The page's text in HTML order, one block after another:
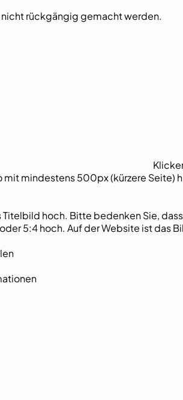
nicht rückgängig gemacht werden.
mit mindestens 500px (kürzere Seite)
Titelbild hoch. Bitte bedenken Sie,
es im Format 16:9 oder 5:4 hoch. Auf